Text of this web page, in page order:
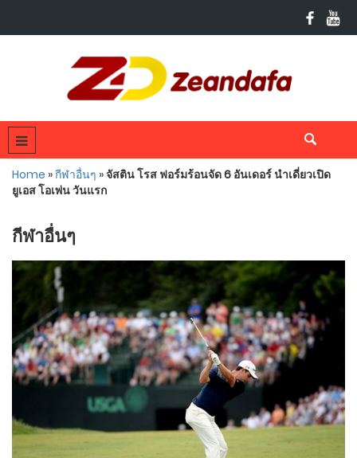
Home »กีฬาอื่นๆ »จัสติน โรส ฟอร์มร้อนจัด 6 อันเดอร์ นำเดี่ยวเปิด
ยูเอส โอเพ่น วันแรก
กีฬาอื่นๆ